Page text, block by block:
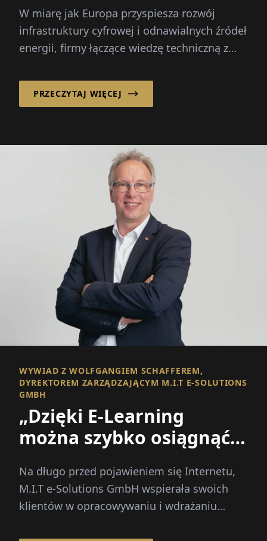
W miarę jak Europa przyspiesza rozwój
infrastruktury cyfrowej i odnawialnych źródeł
energii, firmy łączące wiedzę techniczną z
PRZECZYTAJ WIĘCEJ
WYWIAD Z WOLFGANGIEM SCHAFFEREM,
DYREKTOREM ZARZĄDZAJĄCYM M.I.T E-SOLUTIONS
GMBH
„Dzięki E-Learning
można szybko osiągnąć
Na długo przed pojawieniem się Internetu,
M.I.T e-Solutions GmbH wspierała swoich
klientów w opracowywaniu i wdrażaniu